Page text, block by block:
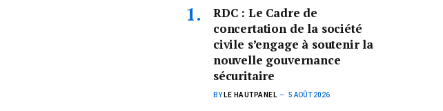
RDC : Le Cadre de
concertation de la société
civile s’engage à soutenir la
nouvelle gouvernance
sécuritaire
BY LE HAUTPANEL 5 AOÛT 2026